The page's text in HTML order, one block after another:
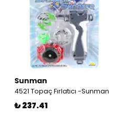
Sunman
4521 Topaç Fırlatıcı -Sunman
₺ 237.41